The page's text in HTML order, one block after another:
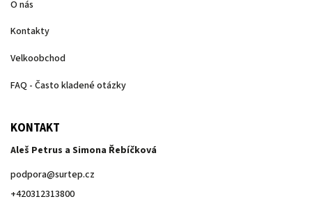
O nás
Kontakty
Velkoobchod
FAQ - Často kladené otázky
KONTAKT
Aleš Petrus a Simona Řebíčková
podpora@surtep.cz
+420312313800